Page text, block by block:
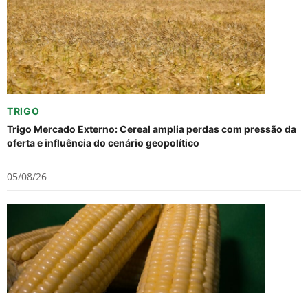
TRIGO
Trigo Mercado Externo: Cereal amplia perdas com pressão da
oferta e influência do cenário geopolítico
05/08/26